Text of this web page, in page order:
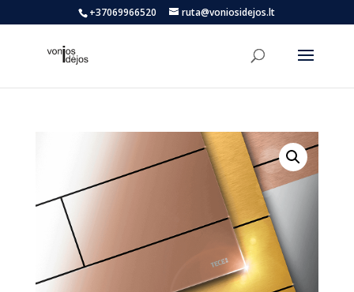
+37069966520 ruta@voniosidejos.lt